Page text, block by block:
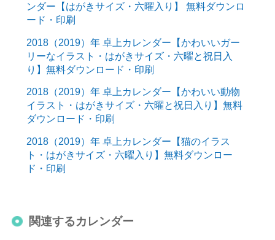
ンダー【はがきサイズ・六曜入り】 無料ダウンロ
ード・印刷
2018（2019）年 卓上カレンダー【かわいいガー
リーなイラスト・はがきサイズ・六曜と祝日入
り】無料ダウンロード・印刷
2018（2019）年 卓上カレンダー【かわいい動物
イラスト・はがきサイズ・六曜と祝日入り】無料
ダウンロード・印刷
2018（2019）年 卓上カレンダー【猫のイラス
ト・はがきサイズ・六曜入り】無料ダウンロー
ド・印刷
関連するカレンダー